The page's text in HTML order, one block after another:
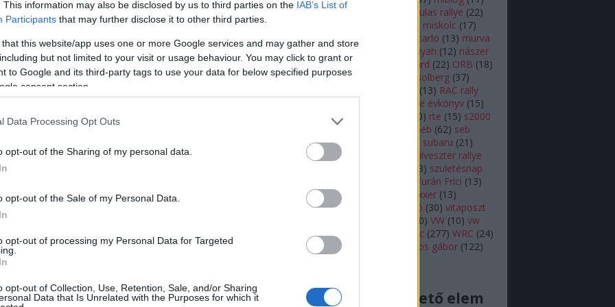
This information may also be disclosed by us to third parties on the IAB’s List of
Participants that may further disclose it to other third parties.
that this website/app uses one or more Google services and may gather and store
but not limited to your visit or usage behaviour. You may click to grant or
to Google and its third-party tags to use your data for below specified purposes
consent section.
Data Processing Opt Outs
opt-out of the Sharing of my personal data.
opt-out of the Sale of my Personal Data.
opt-out of processing my Personal Data for Targeted
opt-out of Collection, Use, Retention, Sale, and/or Sharing
Data that Is Unrelated with the Purposes for which it
derül ki. Sok videó összenézése után majd
csak tippelni lehet abból, hogy hátulról égett ki a
mikkelsen (11) mikulas rallye (22)
miskolc (17)
mnasz
monte monte carlo (13) murva
( 13) nap képe (27) nasser al attiyah (12) nászer
el attija (11) neuville onboard (22) ORB (18)
orb (179) ott tanak petter solberg (37)
(13) RAC rally
rallye évkönyv (15)
11) 10) rte (15) s2000
sajtóközlemény seb loeb (62) seb
(66) skoda subaru (21 )
suzuki
10 swedish rally
szilveszter rallye
13) születésnap
Turán Frici (13)
turán motorsport
vargagixxxer (13)
veszprém (22) videó (30) vitaposzt
10) VW (10) vw
motorsport ( wrc (277) WRC (24)
WRC2
11 Zsiros Gabi zsiros gábor (122)
Nincs megjeleníthető elem